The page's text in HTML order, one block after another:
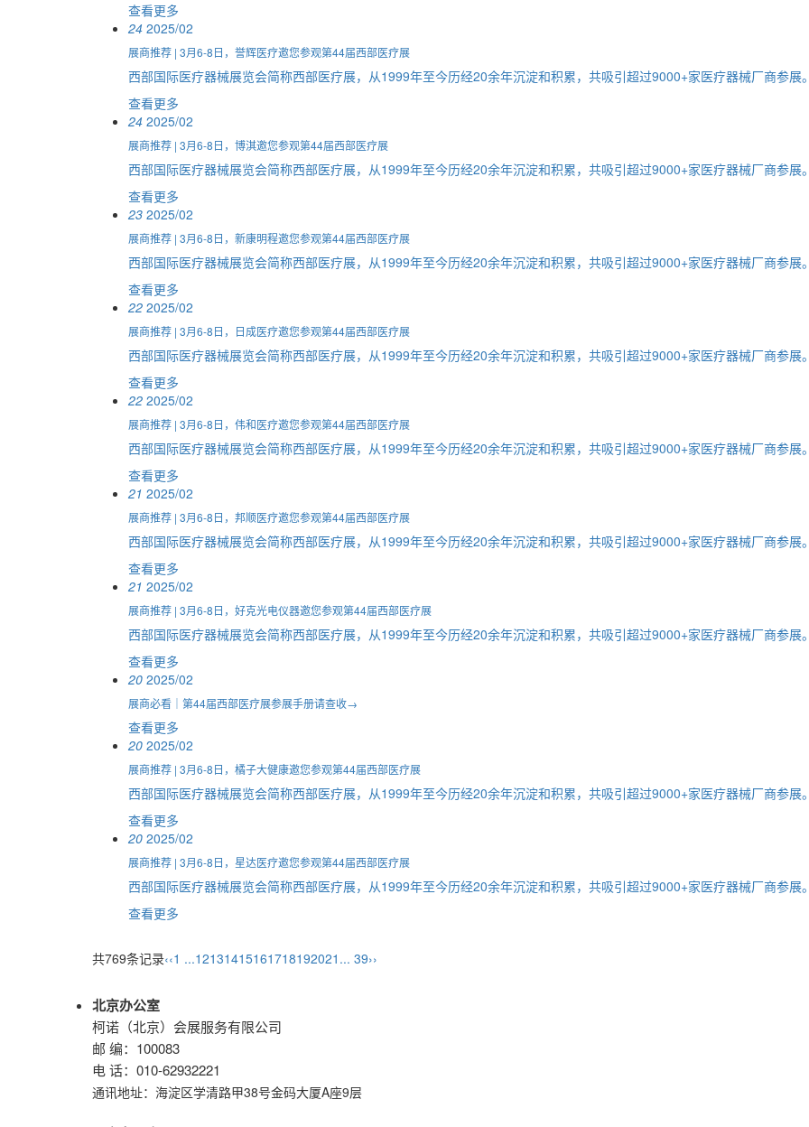
查看更多
24 2025/02
展商推荐 | 3月6-8日，誉辉医疗邀您参观第44届西部医疗展
西部国际医疗器械展览会简称西部医疗展，从1999年至今历经20余年沉淀和积累，共吸引超过9000+家医疗器械厂商参展。
查看更多
24 2025/02
展商推荐 | 3月6-8日，博淇邀您参观第44届西部医疗展
西部国际医疗器械展览会简称西部医疗展，从1999年至今历经20余年沉淀和积累，共吸引超过9000+家医疗器械厂商参展。
查看更多
23 2025/02
展商推荐 | 3月6-8日，新康明程邀您参观第44届西部医疗展
西部国际医疗器械展览会简称西部医疗展，从1999年至今历经20余年沉淀和积累，共吸引超过9000+家医疗器械厂商参展。
查看更多
22 2025/02
展商推荐 | 3月6-8日，日成医疗邀您参观第44届西部医疗展
西部国际医疗器械展览会简称西部医疗展，从1999年至今历经20余年沉淀和积累，共吸引超过9000+家医疗器械厂商参展。
查看更多
22 2025/02
展商推荐 | 3月6-8日，伟和医疗邀您参观第44届西部医疗展
西部国际医疗器械展览会简称西部医疗展，从1999年至今历经20余年沉淀和积累，共吸引超过9000+家医疗器械厂商参展。
查看更多
21 2025/02
展商推荐 | 3月6-8日，邦顺医疗邀您参观第44届西部医疗展
西部国际医疗器械展览会简称西部医疗展，从1999年至今历经20余年沉淀和积累，共吸引超过9000+家医疗器械厂商参展。
查看更多
21 2025/02
展商推荐 | 3月6-8日，好克光电仪器邀您参观第44届西部医疗展
西部国际医疗器械展览会简称西部医疗展，从1999年至今历经20余年沉淀和积累，共吸引超过9000+家医疗器械厂商参展。
查看更多
20 2025/02
展商必看｜第44届西部医疗展参展手册请查收→
查看更多
20 2025/02
展商推荐 | 3月6-8日，橘子大健康邀您参观第44届西部医疗展
西部国际医疗器械展览会简称西部医疗展，从1999年至今历经20余年沉淀和积累，共吸引超过9000+家医疗器械厂商参展。
查看更多
20 2025/02
展商推荐 | 3月6-8日，星达医疗邀您参观第44届西部医疗展
西部国际医疗器械展览会简称西部医疗展，从1999年至今历经20余年沉淀和积累，共吸引超过9000+家医疗器械厂商参展。
查看更多
共769条记录‹‹1 ...12131415161718192021 ... 39››
北京办公室
柯诺（北京）会展服务有限公司
邮 编：100083
电 话：010-62932221
通讯地址： 海淀区学清路甲38号金码大厦A座9层